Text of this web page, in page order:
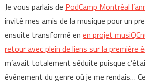
Je vous parlais de PodCamp Montréal
invité mes amis de la musique pour un
ensuite transformé en en projet
retour avec plein de liens sur la première
m’avait totalement séduite puisque
événement du genre où je me rendais…